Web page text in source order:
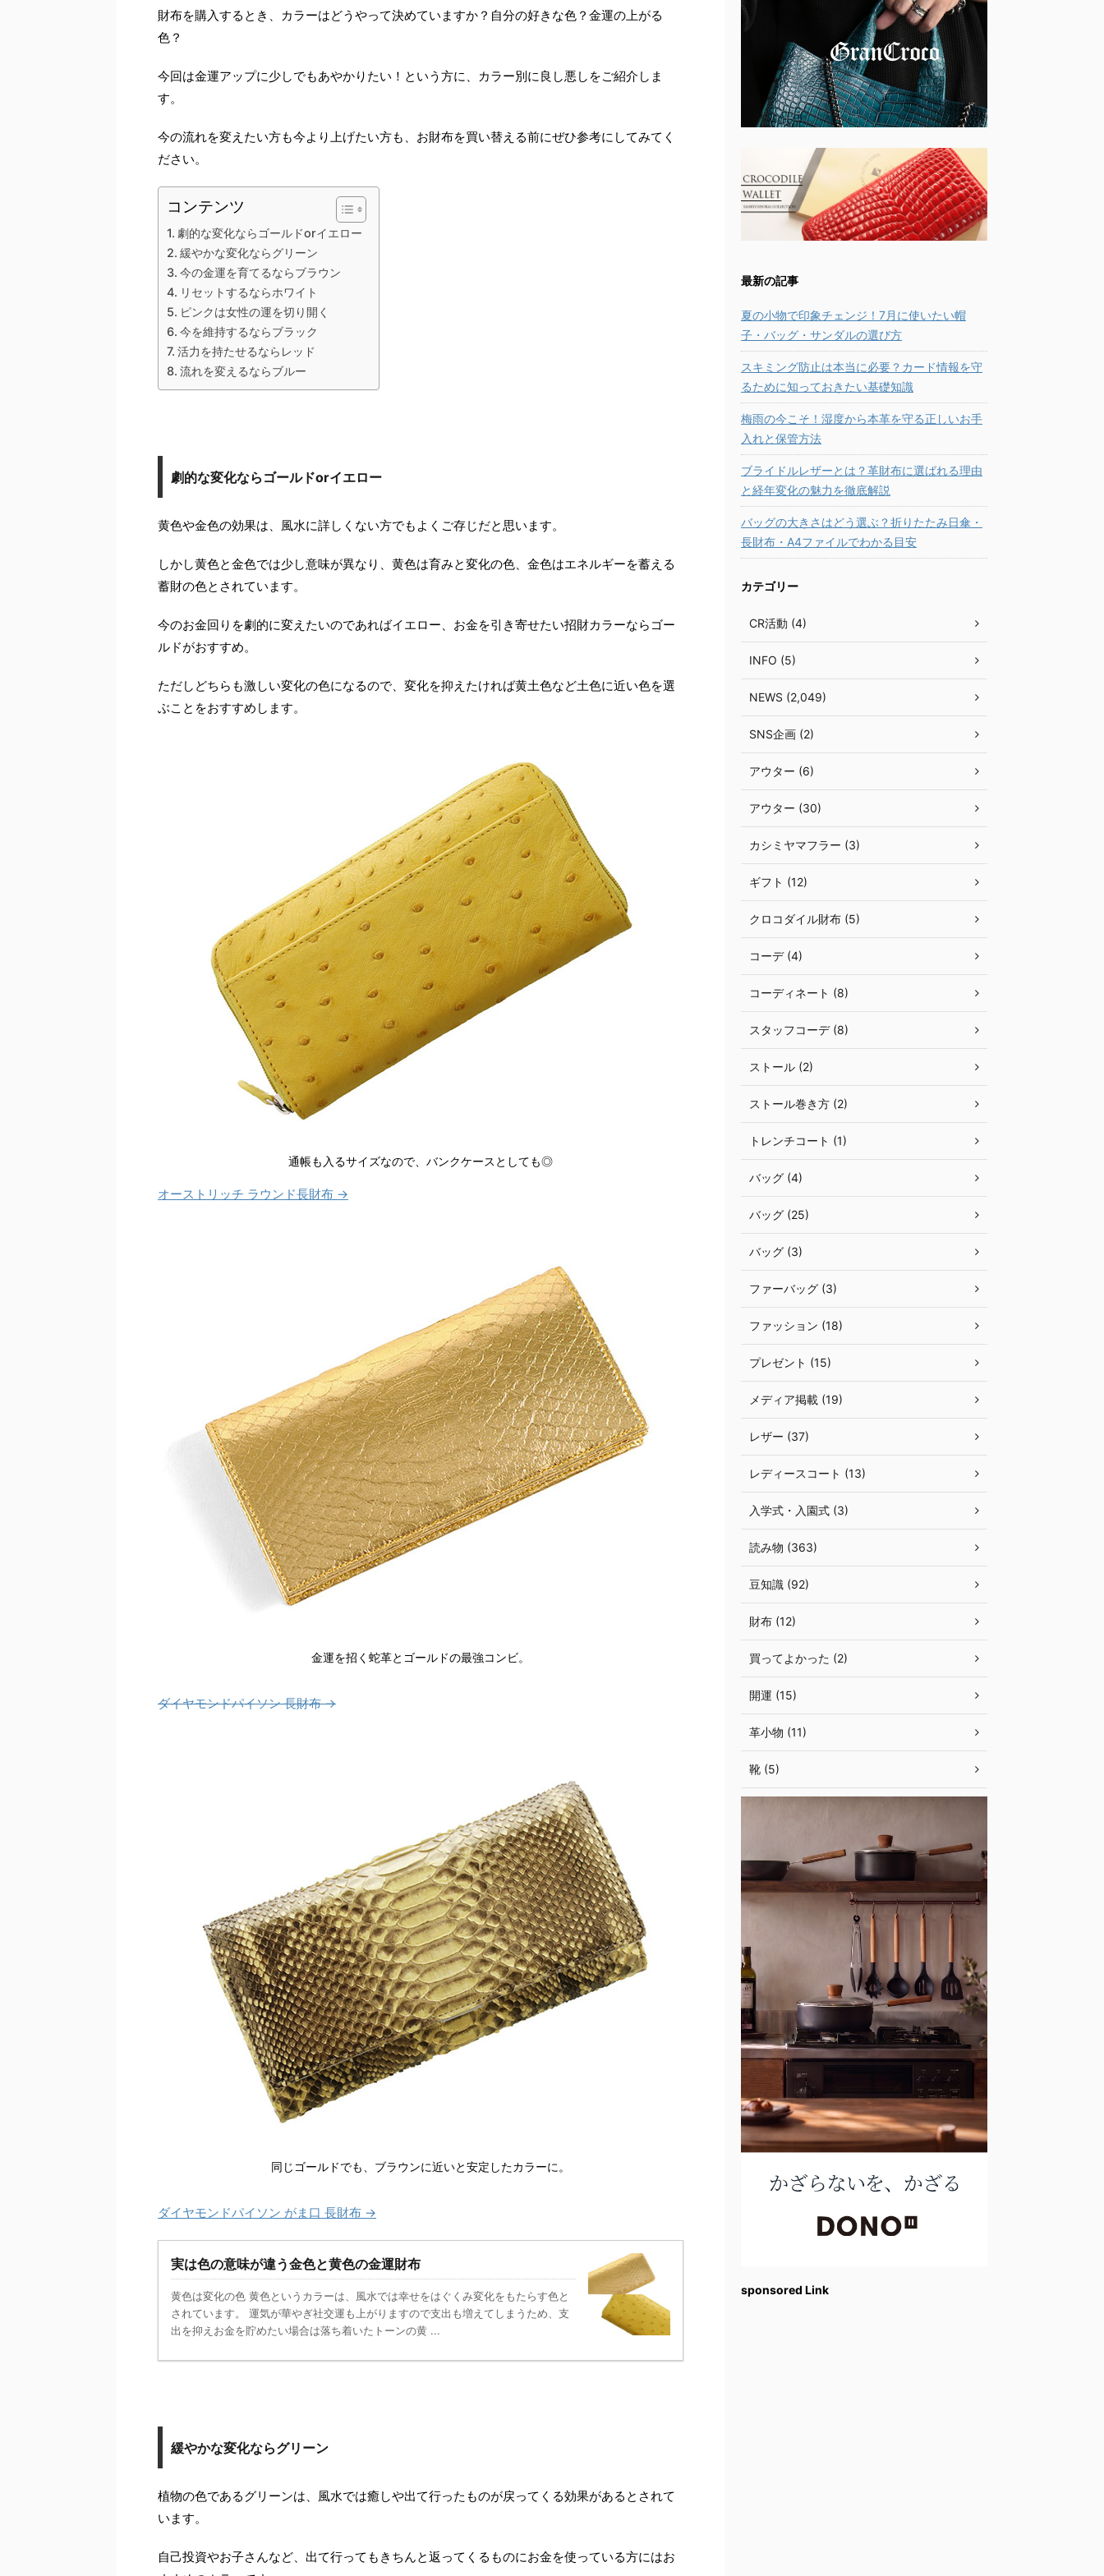
財布を購入するとき、カラーはどうやって決めていますか？自分の好きな色？金運の上がる
色？
今回は金運アップに少しでもあやかりたい！という方に、カラー別に良し悪しをご紹介しま
す。
今の流れを変えたい方も今より上げたい方も、お財布を買い替える前にぜひ参考にしてみてく
ださい。
コンテンツ
劇的な変化ならゴールドorイエロー
緩やかな変化ならグリーン
今の金運を育てるならブラウン
リセットするならホワイト
ピンクは女性の運を切り開く
今を維持するならブラック
活力を持たせるならレッド
流れを変えるならブルー
劇的な変化ならゴールドorイエロー
黄色や金色の効果は、風水に詳しくない方でもよくご存じだと思います。
しかし黄色と金色では少し意味が異なり、黄色は育みと変化の色、金色はエネルギーを蓄える
蓄財の色とされています。
今のお金回りを劇的に変えたいのであればイエロー、お金を引き寄せたい招財カラーならゴー
ルドがおすすめ。
ただしどちらも激しい変化の色になるので、変化を抑えたければ黄土色など土色に近い色を選
ぶことをおすすめします。
通帳も入るサイズなので、バンクケースとしても◎
オーストリッチ ラウンド長財布 →
金運を招く蛇革とゴールドの最強コンビ。
ダイヤモンドパイソン 長財布 →
同じゴールドでも、ブラウンに近いと安定したカラーに。
ダイヤモンドパイソン がま口 長財布 →
実は色の意味が違う金色と黄色の金運財布
黄色は変化の色 黄色というカラーは、風水では幸せをはぐくみ変化をもたらす色と
されています。 運気が華やぎ社交運も上がりますので支出も増えてしまうため、支
出を抑えお金を貯めたい場合は落ち着いたトーンの黄 ...
緩やかな変化ならグリーン
植物の色であるグリーンは、風水では癒しや出て行ったものが戻ってくる効果があるとされて
います。
自己投資やお子さんなど、出て行ってもきちんと返ってくるものにお金を使っている方にはお
最新の記事
夏の小物で印象チェンジ！7月に使いたい帽
子・バッグ・サンダルの選び方
スキミング防止は本当に必要？カード情報を守
るために知っておきたい基礎知識
梅雨の今こそ！湿度から本革を守る正しいお手
入れと保管方法
ブライドルレザーとは？革財布に選ばれる理由
と経年変化の魅力を徹底解説
バッグの大きさはどう選ぶ？折りたたみ日傘・
長財布・A4ファイルでわかる目安
カテゴリー
CR活動 (4)
INFO (5)
NEWS (2,049)
SNS企画 (2)
アウター (6)
アウター (30)
カシミヤマフラー (3)
ギフト (12)
クロコダイル財布 (5)
コーデ (4)
コーディネート (8)
スタッフコーデ (8)
ストール (2)
ストール巻き方 (2)
トレンチコート (1)
バッグ (4)
バッグ (25)
バッグ (3)
ファーバッグ (3)
ファッション (18)
プレゼント (15)
メディア掲載 (19)
レザー (37)
レディースコート (13)
入学式・入園式 (3)
読み物 (363)
豆知識 (92)
財布 (12)
買ってよかった (2)
開運 (15)
革小物 (11)
靴 (5)
sponsored Link